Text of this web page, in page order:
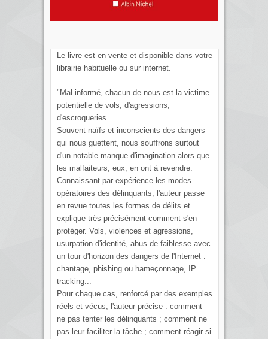
Le livre est en vente et disponible dans votre
librairie habituelle ou sur internet.
"Mal informé, chacun de nous est la victime
potentielle de vols, d'agressions,
d'escroqueries...
Souvent naïfs et inconscients des dangers
qui nous guettent, nous souffrons surtout
d'un notable manque d'imagination alors que
les malfaiteurs, eux, en ont à revendre.
Connaissant par expérience les modes
opératoires des délinquants, l'auteur passe
en revue toutes les formes de délits et
explique très précisément comment s'en
protéger. Vols, violences et agressions,
usurpation d'identité, abus de faiblesse avec
un tour d'horizon des dangers de l'Internet :
chantage, phishing ou hameçonnage, IP
tracking...
Pour chaque cas, renforcé par des exemples
réels et vécus, l'auteur précise : comment
ne pas tenter les délinquants ; comment ne
pas leur faciliter la tâche ; comment réagir si